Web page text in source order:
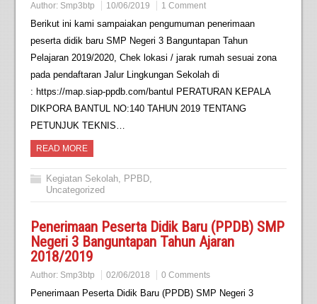
Author: Smp3btp 10/06/2019 1 Comment
Berikut ini kami sampaiakan pengumuman penerimaan
peserta didik baru SMP Negeri 3 Banguntapan Tahun
Pelajaran 2019/2020, Chek lokasi / jarak rumah sesuai zona
pada pendaftaran Jalur Lingkungan Sekolah di
: https://map.siap-ppdb.com/bantul PERATURAN KEPALA
DIKPORA BANTUL NO:140 TAHUN 2019 TENTANG
PETUNJUK TEKNIS…
READ MORE
Kegiatan Sekolah, PPBD,
Uncategorized
Penerimaan Peserta Didik Baru (PPDB) SMP
Negeri 3 Banguntapan Tahun Ajaran
2018/2019
Author: Smp3btp 02/06/2018 0 Comments
Penerimaan Peserta Didik Baru (PPDB) SMP Negeri 3